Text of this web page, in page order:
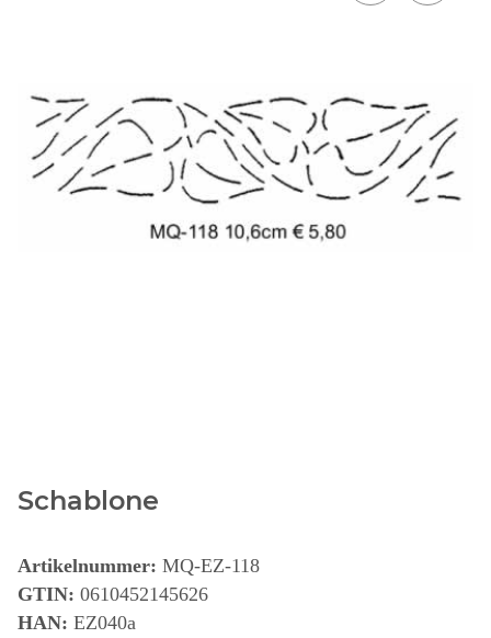
Schablone
Artikelnummer: MQ-EZ-118
GTIN: 0610452145626
HAN: EZ040a